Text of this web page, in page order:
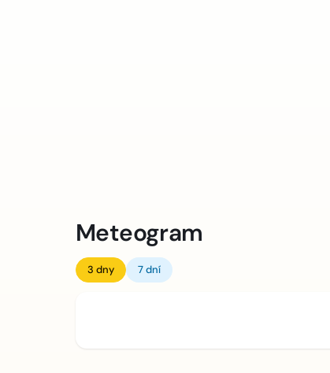
Meteogram
3 dny 7 dní